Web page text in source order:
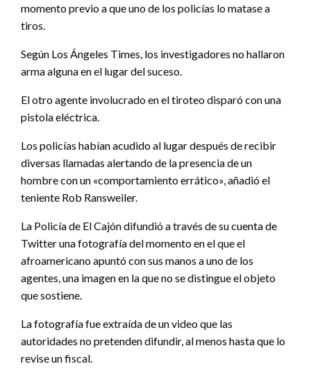
momento previo a que uno de los policías lo matase a
tiros.
Según Los Ángeles Times, los investigadores no hallaron
arma alguna en el lugar del suceso.
El otro agente involucrado en el tiroteo disparó con una
pistola eléctrica.
Los policías habían acudido al lugar después de recibir
diversas llamadas alertando de la presencia de un
hombre con un «comportamiento errático», añadió el
teniente Rob Ransweiler.
La Policía de El Cajón difundió a través de su cuenta de
Twitter una fotografía del momento en el que el
afroamericano apuntó con sus manos a uno de los
agentes, una imagen en la que no se distingue el objeto
que sostiene.
La fotografía fue extraída de un video que las
autoridades no pretenden difundir, al menos hasta que lo
revise un fiscal.